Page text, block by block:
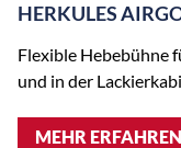
HERKULES
Flexible Hebebühne
und in der
MEHR ERFAHREN